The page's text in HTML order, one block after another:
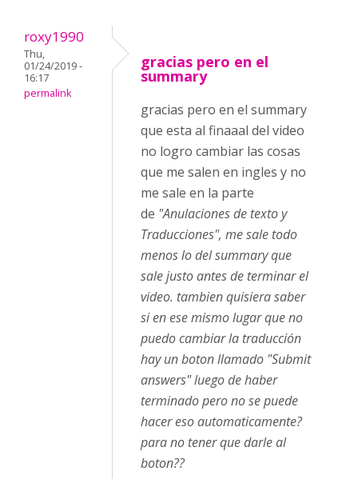
roxy1990
Thu,
01/24/2019 -
16:17
permalink
gracias pero en el
summary
gracias pero en el summary
que esta al finaaal del video
no logro cambiar las cosas
que me salen en ingles y no
me sale en la parte
de "Anulaciones de texto y
Traducciones", me sale todo
menos lo del summary que
sale justo antes de terminar el
video. tambien quisiera saber
si en ese mismo lugar que no
puedo cambiar la traducción
hay un boton llamado "Submit
answers" luego de haber
terminado pero no se puede
hacer eso automaticamente?
para no tener que darle al
boton??